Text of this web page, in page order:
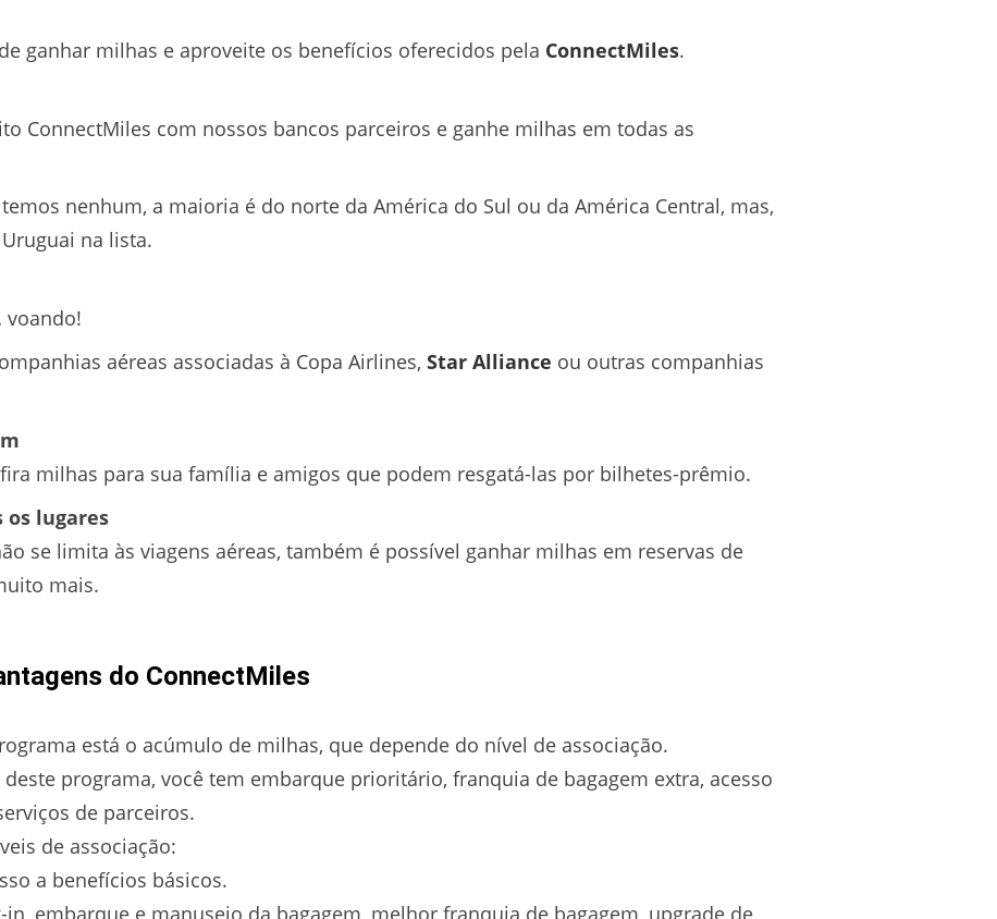
ganhar milhas e aproveite os benefícios oferecidos pela ConnectMiles.
ConnectMiles com nossos bancos parceiros e ganhe milhas em todas as
nenhum, a maioria é do norte da América do Sul ou da América Central, mas,
na lista.
voando!
aéreas associadas à Copa Airlines, Star Alliance ou outras companhias
milhas para sua família e amigos que podem resgatá-las por bilhetes-prêmio.
os lugares
se limita às viagens aéreas, também é possível ganhar milhas em reservas de
mais.
do ConnectMiles
está o acúmulo de milhas, que depende do nível de associação.
programa, você tem embarque prioritário, franquia de bagagem extra, acesso
de parceiros.
de associação:
a benefícios básicos.
embarque e manuseio da bagagem, melhor franquia de bagagem, upgrade de